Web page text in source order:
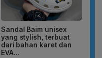
Sandal Baim unisex
yang stylish, terbuat
dari bahan karet dan
EVA...